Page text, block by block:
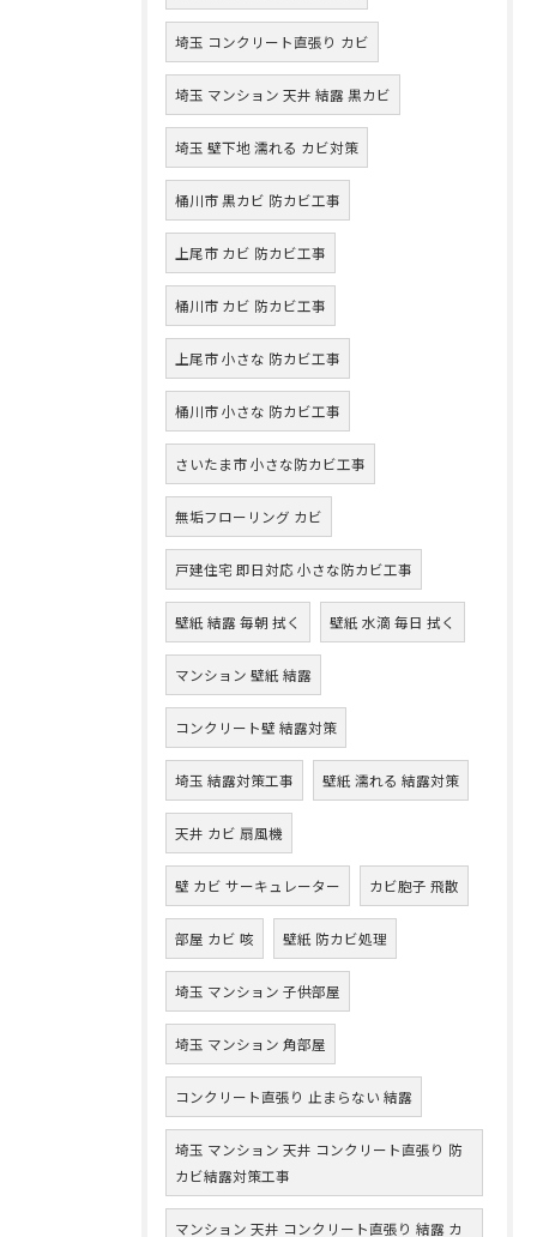
埼玉 コンクリート直張り カビ
埼玉 マンション 天井 結露 黒カビ
埼玉 壁下地 濡れる カビ対策
桶川市 黒カビ 防カビ工事
上尾市 カビ 防カビ工事
桶川市 カビ 防カビ工事
上尾市 小さな 防カビ工事
桶川市 小さな 防カビ工事
さいたま市 小さな防カビ工事
無垢フローリング カビ
戸建住宅 即日対応 小さな防カビ工事
壁紙 結露 毎朝 拭く 壁紙 水滴 毎日 拭く
マンション 壁紙 結露
コンクリート壁 結露対策
埼玉 結露対策工事 壁紙 濡れる 結露対策
天井 カビ 扇風機
壁 カビ サーキュレーター カビ胞子 飛散
部屋 カビ 咳 壁紙 防カビ処理
埼玉 マンション 子供部屋
埼玉 マンション 角部屋
コンクリート直張り 止まらない 結露
埼玉 マンション 天井 コンクリート直張り 防
カビ結露対策工事
マンション 天井 コンクリート直張り 結露 カ